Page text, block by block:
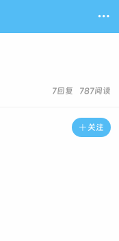

7回复 787阅读
 关注